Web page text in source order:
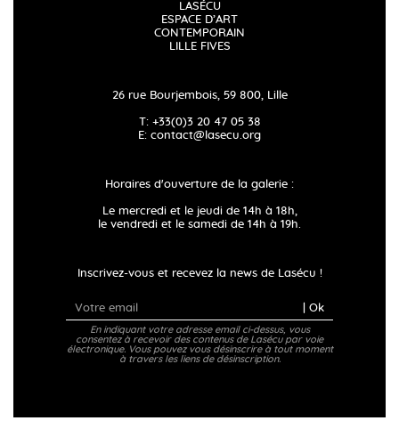
LASÉCU
ESPACE D’ART
CONTEMPORAIN
LILLE FIVES
26 rue Bourjembois, 59 800, Lille
T: +33(0)3 20 47 05 38
E: contact@lasecu.org
Horaires d'ouverture de la galerie :
Le mercredi et le jeudi de 14h à 18h,
le vendredi et le samedi de 14h à 19h.
Inscrivez-vous et recevez la news de Lasécu !
| Ok
En indiquant votre adresse email ci-dessus, vous
consentez à recevoir des contenus de Lasécu par voie
électronique. Vous pouvez vous désinscrire à tout moment
à travers les liens de désinscription.